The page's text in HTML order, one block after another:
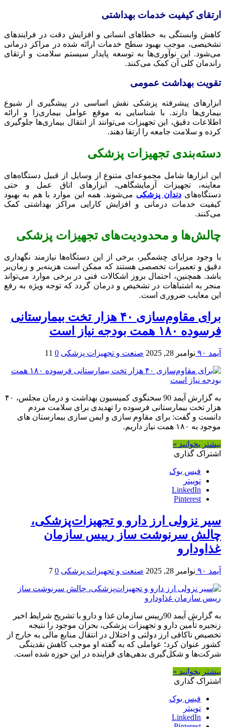
ارتقای کیفیت خدمات بهداشتی
کاهش وابستگی به خطاهای انسانی و افزایش دقت در فرایندهای
تشخیصی، موجب بهبود سطح خدمات ارائه شده در مراکز درمانی
می‌شود. این نوآوری‌ها به توسعه پایدار سیستم سلامت و ارتقای
راندمان کلی آن کمک می‌کنند.
تقویت بهداشت عمومی
ابزارهای پیشرفته پزشکی نقش اساسی در پیشگیری از شیوع
بیماری‌ها دارند. با شناسایی به موقع عوامل بیماری‌زا و ارائه
اطلاعات دقیق، این تجهیزات می‌توانند از انتقال بیماری‌ها جلوگیری
کرده و سلامت جامعه را ارتقا دهند.
دسته‌بندی تجهیزات پزشکی
این ابزارها شامل مجموعه‌ای متنوع از وسایل از قبیل دستگاه‌های
معاینه، تجهیزات آزمایشگاهی، ابزارهای اتاق عمل و حتی
دستگاه‌هایدندان پزشکی می‌شوند. همه این موارد با هم به بهبود
کیفیت خدمات درمانی و افزایش کارایی مراکز بهداشتی کمک
می‌کنند.
چالش‌ها و محدودیت‌های تجهیزات پزشکی
با وجود مزایای چشمگیر، برخی از این دستگاه‌ها نیازمند نگهداری
دقیق و تعمیرات تخصصی هستند که ممکن است هزینه‌بر و زمان‌بر
باشد. همچنین، احتمال بروز اشکالات فنی در برخی موارد می‌تواند
منجر به اشتباهات در تشخیص و درمان گردد که توجه ویژه به رفع
این معایب ضروری است.
برای مقاوم‌سازی ۴۰ هزار تخت بیمارستانی
فرسوده ۱۸۰ همت بودجه نیاز است
آیمد ۹۰ نوامبر 28, 2025 صنعت و تجهیزات پزشکی 0
11
به گزارش آیمد 90 سخنگوی کمیسیون بهداشت و درمان مجلس، ۴۰
هزار تخت بیمارستانی فرسوده را تهدیدی برای سلامت مردم
دانست و گفت: برای مقاوم سازی و ایمن سازی بیمارستان های
موجود به ۱۸۰ همت نیاز داریم.
بیشتر بخوانید »
اشتراک گذاری
فیس بوک
توییتر
LinkedIn
Pinterest
سیر نزولی ارز دارو و تجهیزات‌پزشکی،
چالش سرنوشت ساز رییس سازمان
غذاودارو
آیمد ۹۰ نوامبر 28, 2025 صنعت و تجهیزات پزشکی 0
7
به گزارش آیمد 90رییس سازمان غذا و دارو با تشریح شرایط اخیر
زنجیره تأمین دارو و تجهیزات پزشکی، بحران موجود را نتیجه
تخصیص ناکافی ارز دولتی و اختلال در انتقال منابع مالی به خارج از
کشور عنوان کرد؛ عواملی که به گفته او موجب کاهش نقدینگی
شرکت‌ها و شکل‌گیری بدهی‌های فزاینده در این حوزه شده است.
بیشتر بخوانید »
اشتراک گذاری
فیس بوک
توییتر
LinkedIn